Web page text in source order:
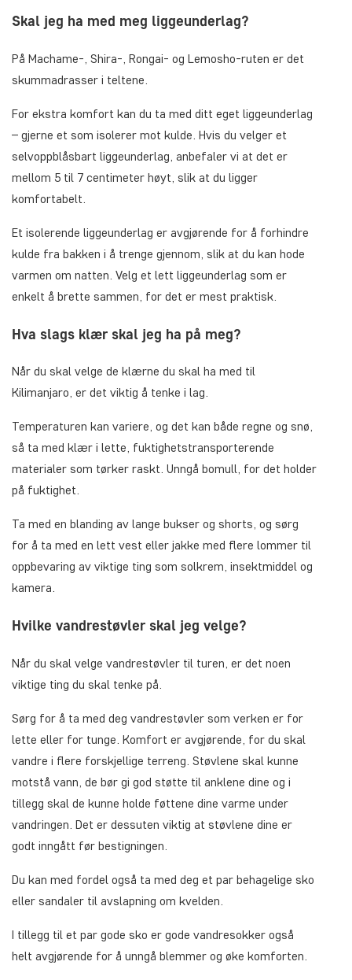
Skal jeg ha med meg liggeunderlag?
På Machame-, Shira-, Rongai- og Lemosho-ruten er det
skummadrasser i teltene.
For ekstra komfort kan du ta med ditt eget liggeunderlag
– gjerne et som isolerer mot kulde. Hvis du velger et
selvoppblåsbart liggeunderlag, anbefaler vi at det er
mellom 5 til 7 centimeter høyt, slik at du ligger
komfortabelt.
Et isolerende liggeunderlag er avgjørende for å forhindre
kulde fra bakken i å trenge gjennom, slik at du kan hode
varmen om natten. Velg et lett liggeunderlag som er
enkelt å brette sammen, for det er mest praktisk.
Hva slags klær skal jeg ha på meg?
Når du skal velge de klærne du skal ha med til
Kilimanjaro, er det viktig å tenke i lag.
Temperaturen kan variere, og det kan både regne og snø,
så ta med klær i lette, fuktighetstransporterende
materialer som tørker raskt. Unngå bomull, for det holder
på fuktighet.
Ta med en blanding av lange bukser og shorts, og sørg
for å ta med en lett vest eller jakke med flere lommer til
oppbevaring av viktige ting som solkrem, insektmiddel og
kamera.
Hvilke vandrestøvler skal jeg velge?
Når du skal velge vandrestøvler til turen, er det noen
viktige ting du skal tenke på.
Sørg for å ta med deg vandrestøvler som verken er for
lette eller for tunge. Komfort er avgjørende, for du skal
vandre i flere forskjellige terreng. Støvlene skal kunne
motstå vann, de bør gi god støtte til anklene dine og i
tillegg skal de kunne holde føttene dine varme under
vandringen. Det er dessuten viktig at støvlene dine er
godt inngått før bestigningen.
Du kan med fordel også ta med deg et par behagelige sko
eller sandaler til avslapning om kvelden.
I tillegg til et par gode sko er gode vandresokker også
helt avgjørende for å unngå blemmer og øke komforten.